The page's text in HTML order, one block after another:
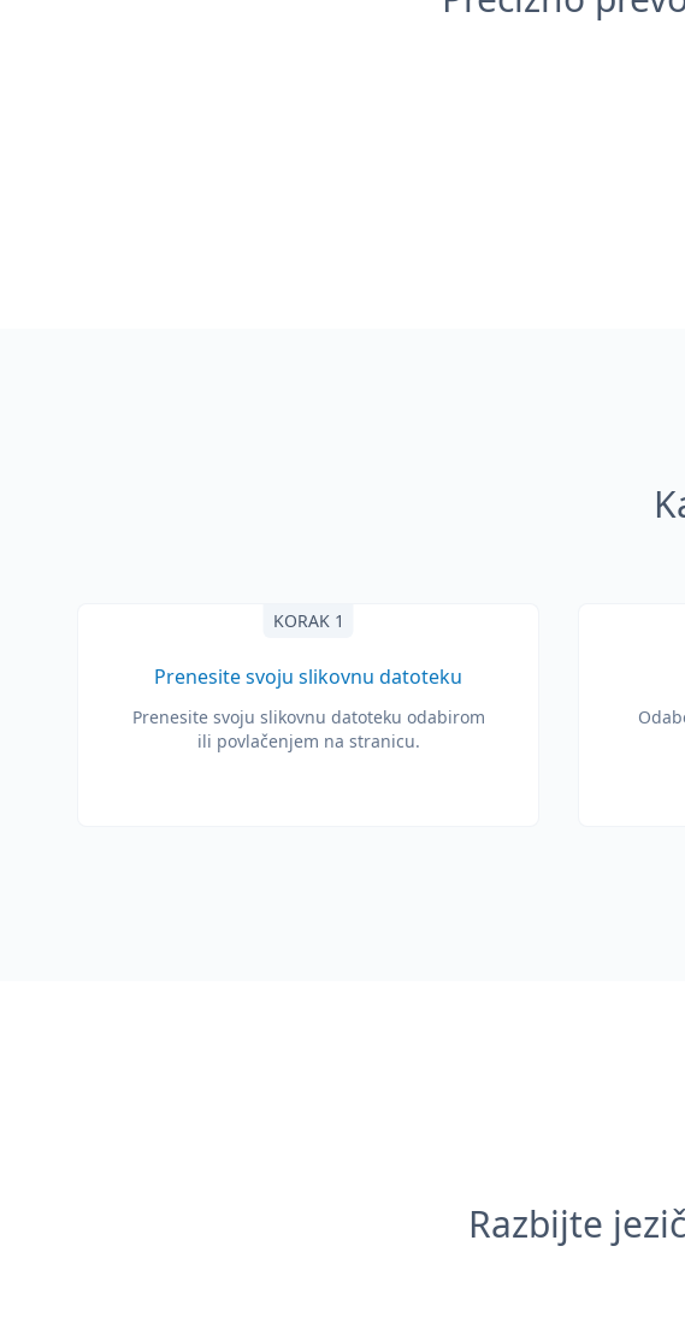
KORAK 1
Prenesite svoju slikovnu datoteku
Prenesite svoju slikovnu datoteku odabirom
ili povlačenjem na stranicu.
Razbijte